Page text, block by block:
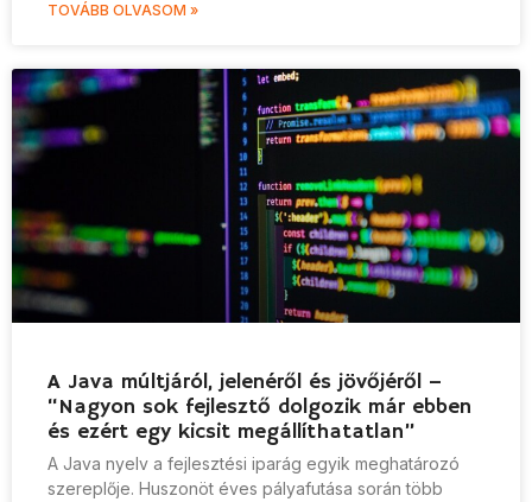
TOVÁBB OLVASOM »
A Java múltjáról, jelenéről és jövőjéről –
“Nagyon sok fejlesztő dolgozik már ebben
és ezért egy kicsit megállíthatatlan”
A Java nyelv a fejlesztési iparág egyik meghatározó
szereplője. Huszonöt éves pályafutása során több